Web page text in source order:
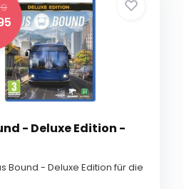
- Deluxe Edition -
Bound - Deluxe Edition für die